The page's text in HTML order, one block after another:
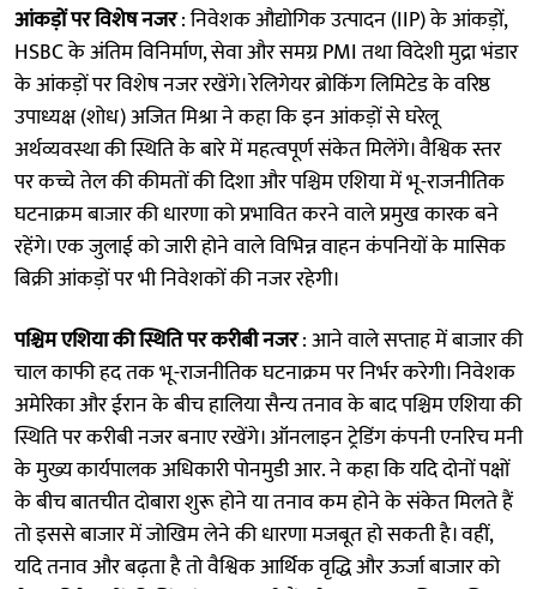
आंकड़ों पर विशेष नजर: निवेशक औद्योगिक उत्पादन (IIP) के आंकड़ों,
HSBC के अंतिम विनिर्माण, सेवा और समग्र PMI तथा विदेशी मुद्रा भंडार
के आंकड़ों पर विशेष नजर रखेंगे। रेलिगेयर ब्रोकिंग लिमिटेड के वरिष्ठ
उपाध्यक्ष (शोध) अजित मिश्रा ने कहा कि इन आंकड़ों से घरेलू
अर्थव्यवस्था की स्थिति के बारे में महत्वपूर्ण संकेत मिलेंगे। वैश्विक स्तर
पर कच्चे तेल की कीमतों की दिशा और पश्चिम एशिया में भू-राजनीतिक
घटनाक्रम बाजार की धारणा को प्रभावित करने वाले प्रमुख कारक बने
रहेंगे। एक जुलाई को जारी होने वाले विभिन्न वाहन कंपनियों के मासिक
बिक्री आंकड़ों पर भी निवेशकों की नजर रहेगी।
पश्चिम एशिया की स्थिति पर करीबी नजर: आने वाले सप्ताह में बाजार की
चाल काफी हद तक भू-राजनीतिक घटनाक्रम पर निर्भर करेगी। निवेशक
अमेरिका और ईरान के बीच हालिया सैन्य तनाव के बाद पश्चिम एशिया की
स्थिति पर करीबी नजर बनाए रखेंगे। ऑनलाइन ट्रेडिंग कंपनी एनरिच मनी
के मुख्य कार्यपालक अधिकारी पोनमुडी आर. ने कहा कि यदि दोनों पक्षों
के बीच बातचीत दोबारा शुरू होने या तनाव कम होने के संकेत मिलते हैं
तो इससे बाजार में जोखिम लेने की धारणा मजबूत हो सकती है। वहीं,
यदि तनाव और बढ़ता है तो वैश्विक आर्थिक वृद्धि और ऊर्जा बाजार को